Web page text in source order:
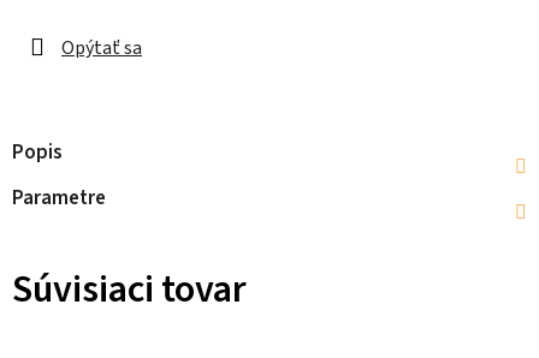
Opýtať sa
Popis
Parametre
Súvisiaci tovar